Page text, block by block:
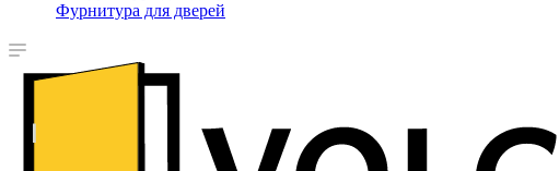
Фурнитура для дверей